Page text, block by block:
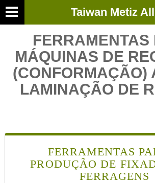
Taiwan Metiz
FERRAMENTAS
MÁQUINAS DE
(CONFORMAÇÃO)
LAMINAÇÃO DE
FERRAMENTAS
PRODUÇÃO DE
FERRAGENS